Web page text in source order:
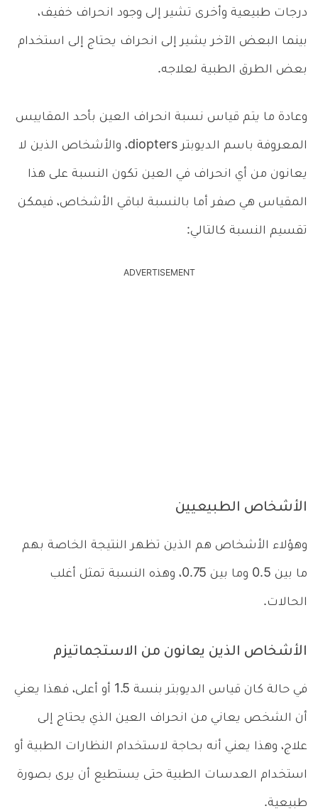
درجات طبيعية وأخرى تشير إلى وجود انحراف خفيف،
بينما البعض الآخر يشير إلى انحراف يحتاج إلى استخدام
بعض الطرق الطبية لعلاجه.
وعادة ما يتم قياس نسبة انحراف العين بأحد المقاييس
المعروفة باسم الديوبتر diopters، والأشخاص الذين لا
يعانون من أي انحراف في العين تكون النسبة على هذا
المقياس هي صفر أما بالنسبة لباقي الأشخاص، فيمكن
تقسيم النسبة كالتالي:
ADVERTISEMENT
الأشخاص الطبيعيين
وهؤلاء الأشخاص هم الذين تظهر النتيجة الخاصة بهم
ما بين 0.5 وما بين 0.75، وهذه النسبة تمثل أغلب
الحالات.
الأشخاص الذين يعانون من الاستجماتيزم
في حالة كان قياس الديوبتر بنسة 1.5 أو أعلى، فهذا يعني
أن الشخص يعاني من انحراف العين الذي يحتاج إلى
علاج، وهذا يعني أنه بحاجة لاستخدام النظارات الطبية أو
استخدام العدسات الطبية حتى يستطيع أن يرى بصورة
طبيعية.